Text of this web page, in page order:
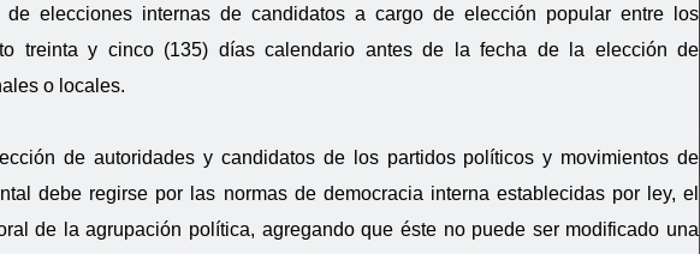
de elecciones internas de candidatos a cargo de elección popular entre los
treinta y cinco (135) días calendario antes de la fecha de la elección de
o locales.
de autoridades y candidatos de los partidos políticos y movimientos de
debe regirse por las normas de democracia interna establecidas por ley, el
de la agrupación política, agregando que éste no puede ser modificado una